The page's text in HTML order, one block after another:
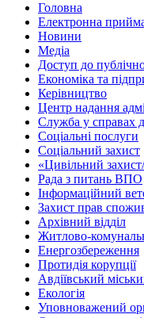
Головна
Електронна
Новини
Медіа
Доступ до
Економіка та
Керівництво
Центр надання
Служба у справах
Соціальні послуги
Соціальний захист
«Цивільний
Рада з питань ВПО
Інформаційний
Захист прав
Архівний відділ
Житлово-
Енергозбереження
Протидія корупції
Авдіївський
Екологія
Уповноважений